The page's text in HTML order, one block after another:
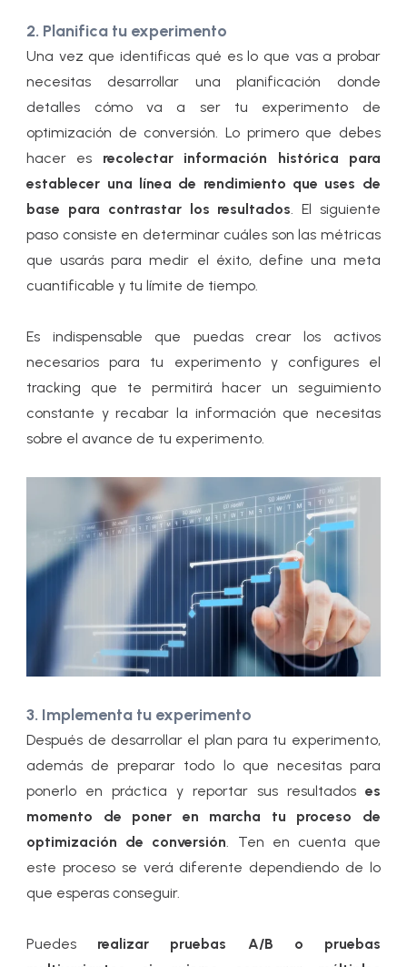
2. Planifica tu experimento
Una vez que identificas qué es lo que vas a probar
necesitas desarrollar una planificación donde
detalles cómo va a ser tu experimento de
optimización de conversión. Lo primero que debes
hacer es recolectar información histórica para
establecer una línea de rendimiento que uses de
base para contrastar los resultados . El siguiente
paso consiste en determinar cuáles son las métricas
que usarás para medir el éxito, define una meta
cuantificable y tu límite de tiempo.
Es indispensable que puedas crear los activos
necesarios para tu experimento y configures el
tracking que te permitirá hacer un seguimiento
constante y recabar la información que necesitas
sobre el avance de tu experimento.
3. Implementa tu experimento
Después de desarrollar el plan para tu experimento,
además de preparar todo lo que necesitas para
ponerlo en práctica y reportar sus resultados es
momento de poner en marcha tu proceso de
optimización de conversión. Ten en cuenta que
este proceso se verá diferente dependiendo de lo
que esperas conseguir.
Puedes realizar pruebas A/B o pruebas